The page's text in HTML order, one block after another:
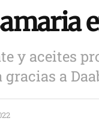
y aceites
a